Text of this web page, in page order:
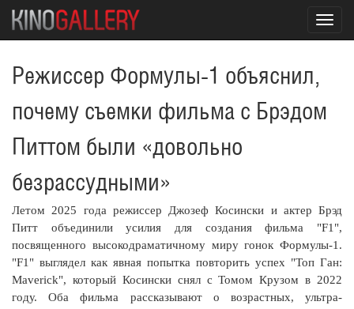
Режиссер Формулы-1 объяснил,
почему съемки фильма с Брэдом
Питтом были «довольно
безрассудными»
Летом 2025 года режиссер Джозеф Косински и актер Брэд
Питт объединили усилия для создания фильма "F1",
посвященного высокодраматичному миру гонок Формулы-1.
"F1" выглядел как явная попытка повторить успех "Топ Ган:
Maverick", который Косински снял с Томом Крузом в 2022
году. Оба фильма рассказывают о возрастных, ультра-